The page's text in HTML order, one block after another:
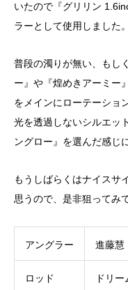
いたので『グリリン
ラーとして使用しました。
普段の濁りが無い、もし
ー』や『煌めきアーミー
をメインにローテーショ
光を透過しないシルエッ
ングロー』を選んだ感じ
もうしばらくはナイスサ
思うので、是非狙ってみ
アングラー 進藤慧
ロッド ドリ